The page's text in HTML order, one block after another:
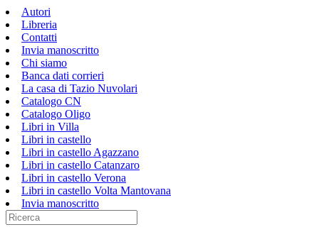
Autori
Libreria
Contatti
Invia manoscritto
Chi siamo
Banca dati corrieri
La casa di Tazio Nuvolari
Catalogo CN
Catalogo Oligo
Libri in Villa
Libri in castello
Libri in castello Agazzano
Libri in castello Catanzaro
Libri in castello Verona
Libri in castello Volta Mantovana
Invia manoscritto